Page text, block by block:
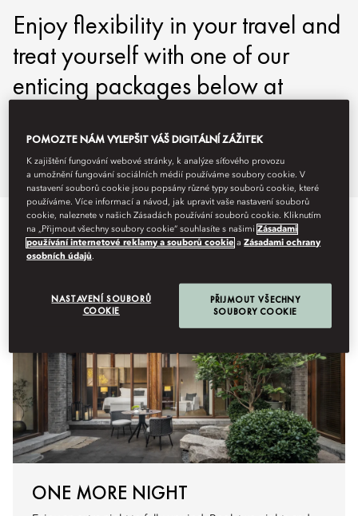
Enjoy flexibility in your travel and
treat yourself with one of our
enticing packages below at
Beijing
ONE MORE NIGHT
POMOZTE NÁM VYLEPŠIT VÁŠ DIGITÁLNÍ ZÁŽITEK
K zajištění fungování webové stránky, k analýze síťového provozu
a umožnění fungování sociálních médií používáme soubory cookie. V
nastavení souborů cookie jsou popsány různé typy souborů cookie, které
používáme. Více informací a návod, jak upravit vaše nastavení souborů
cookie, naleznete v našich Zásadách používání souborů cookie. Kliknutím
na „Přijmout všechny soubory cookie“ souhlasíte s našimiZásadami
používání internetové reklamy a souborů cookie aZásadami ochrany
osobních údajů.
NASTAVENÍ SOUBORŮ
COOKIE
PŘIJMOUT VŠECHNY
SOUBORY COOKIE